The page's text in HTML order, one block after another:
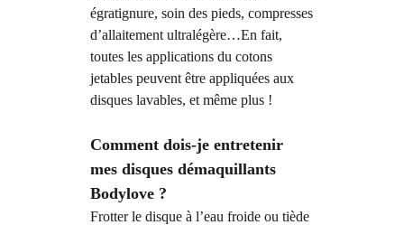
égratignure, soin des pieds, compresses
d’allaitement ultralégère…En fait,
toutes les applications du cotons
jetables peuvent être appliquées aux
disques lavables, et même plus !
Comment dois-je entretenir
mes disques démaquillants
Bodylove ?
Frotter le disque à l’eau froide ou tiède